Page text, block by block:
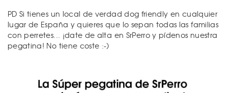
PD Si tienes un local de verdad dog friendly en cualquier
lugar de España y quieres que lo sepan todas las familias
con perretes... ¡date de alta en SrPerro y pídenos nuestra
pegatina! No tiene coste :-)